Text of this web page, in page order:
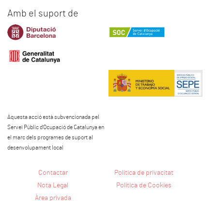
Amb el suport de
Aquesta acció està subvencionada pel
Servei Públic d'Ocupació de Catalunya en
el marc dels programes de suport al
desenvolupament local
Contactar
Política de privacitat
Nota Legal
Política de Cookies
Àrea privada